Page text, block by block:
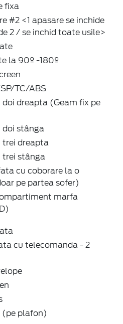
fixa
#2 <1 apasare se inchide
2 / se inchid toate usile>
la 90º -180º
TC/ABS
dreapta (Geam fix pe
doi stânga
trei dreapta
trei stânga
cu coborare la o
pe partea sofer)
marfa
cu telecomanda - 2
(pe plafon)